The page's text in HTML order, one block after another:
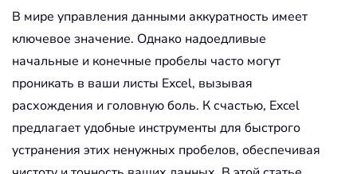
В мире управления данными аккуратность имеет
ключевое значение. Однако надоедливые
начальные и конечные пробелы часто могут
проникать в ваши листы Excel, вызывая
расхождения и головную боль. К счастью, Excel
предлагает удобные инструменты для быстрого
устранения этих ненужных пробелов, обеспечивая